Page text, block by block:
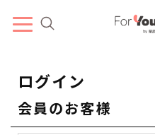
ログイン
会員のお客様